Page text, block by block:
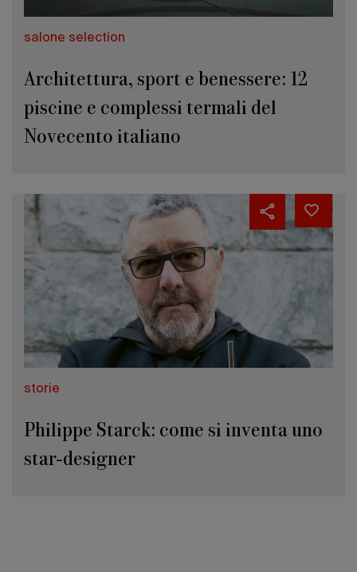
salone selection
Architettura, sport e benessere: 12
piscine e complessi termali del
Novecento italiano
storie
Philippe Starck: come si inventa uno
star-designer